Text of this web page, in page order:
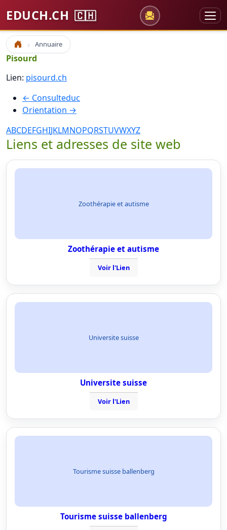
EDUCH.CH 🇨🇭
Accueil Annuaire
Pisourd
Lien: pisourd.ch
← Consulteduc
Orientation →
ABCDEFGHIJKLMNOPQRSTUVWXYZ
Liens et adresses de site web
Zoothérapie et autisme
Zoothérapie et autisme
Voir l'Lien
Universite suisse
Universite suisse
Voir l'Lien
Tourisme suisse ballenberg
Tourisme suisse ballenberg